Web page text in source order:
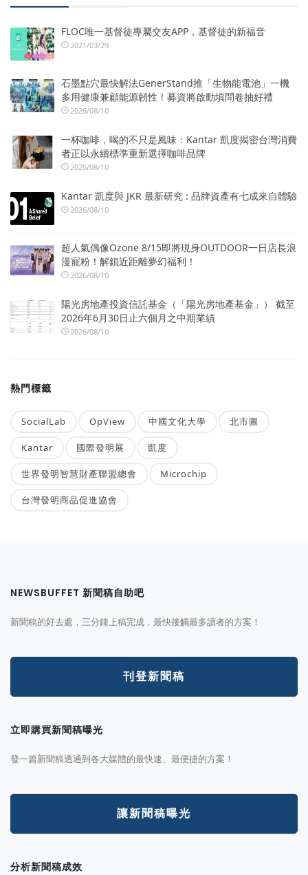
FLOC唯一基督徒專屬交友APP，基督徒的新福音
2021/03/29
石墨點穴最快解法GenerStand推「生物能電池」一機
多用健康兼顧能源韌性！募資將啟動填問卷抽好禮
2026/08/10
一杯咖啡，喝的不只是風味：Kantar 凱度揭密台灣消費
者正以永續標準重新選擇咖啡品牌
2026/08/10
Kantar 凱度與 JKR 最新研究 : 品牌資產有七成來自體驗
2026/08/10
超人氣偶像Ozone 8/15即將現身OUTDOOR一日店長浪
漫寵粉！解鎖近距離夢幻福利！
2026/08/10
陽光房地產投資信託基金（「陽光房地產基金」） 截至
2026年6月30日止六個月之中期業績
2026/08/10
熱門標籤
SocialLab OpView 中國文化大學 北市圖
Kantar 國際發明展 凱度
世界發明智慧財產聯盟總會 Microchip
台灣發明商品促進協會
NEWSBUFFET 新聞稿自助吧
新聞稿的好去處，三分鐘上稿完成，最快接觸最多讀者的方案！
刊登新聞稿
立即購買新聞稿曝光
發一篇新聞稿透通到各大媒體的最快速、最便捷的方案！
讓新聞稿曝光
分析新聞稿成效